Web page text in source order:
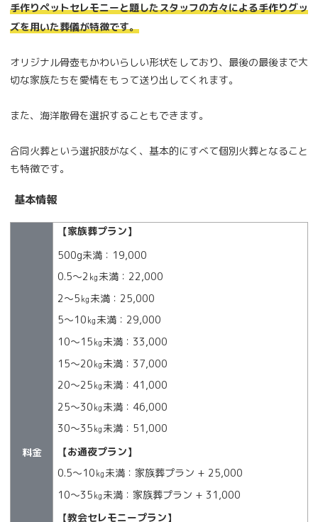
手作りペットセレモニーと題したスタッフの方々による手作りグッ
ズを用いた葬儀が特徴です。
オリジナル骨壺もかわいらしい形状をしており、最後の最後まで大
切な家族たちを愛情をもって送り出してくれます。
また、海洋散骨を選択することもできます。
合同火葬という選択肢がなく、基本的にすべて個別火葬となること
も特徴です。
基本情報
料金
【家族葬プラン】
500g未満：19,000
0.5～2㎏未満：22,000
2～5㎏未満：25,000
5～10㎏未満：29,000
10～15㎏未満：33,000
15～20㎏未満：37,000
20～25㎏未満：41,000
25～30㎏未満：46,000
30～35㎏未満：51,000
【お通夜プラン】
0.5～10㎏未満：家族葬プラン + 25,000
10～35㎏未満：家族葬プラン + 31,000
【教会セレモニープラン】